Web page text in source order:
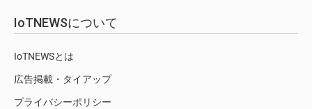
IoTNEWSについて
IoTNEWSとは
広告掲載・タイアップ
プライバシーポリシー